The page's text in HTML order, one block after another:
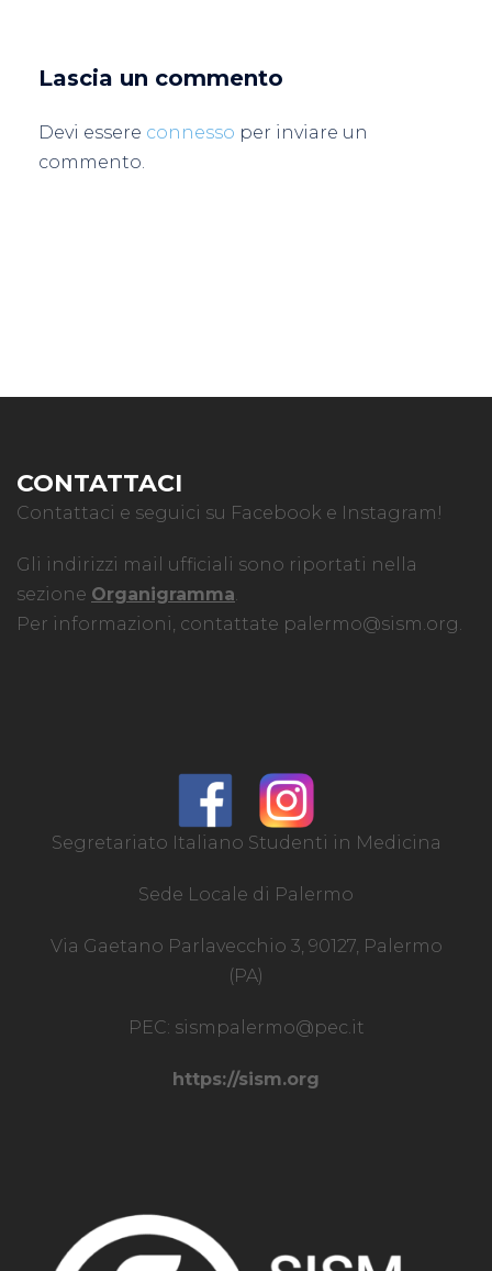
Lascia un commento
Devi essere connesso per inviare un
commento.
CONTATTACI
Contattaci e seguici su Facebook e Instagram!
Gli indirizzi mail ufficiali sono riportati nella
sezione Organigramma.
Per informazioni, contattate palermo@sism.org.
Segretariato Italiano Studenti in Medicina
Sede Locale di Palermo
Via Gaetano Parlavecchio 3, 90127, Palermo
(PA)
PEC: sismpalermo@pec.it
https://sism.org